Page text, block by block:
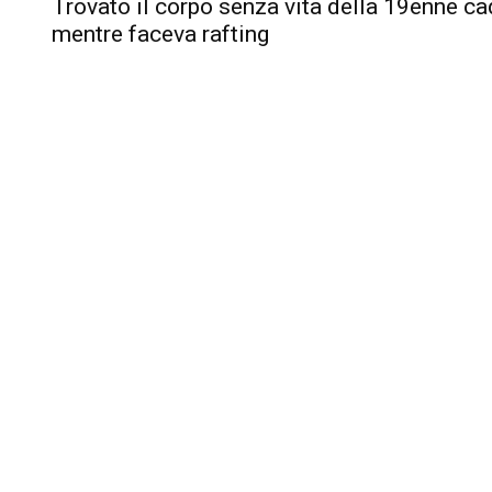
Trovato il corpo senza vita della 19enne
mentre faceva rafting